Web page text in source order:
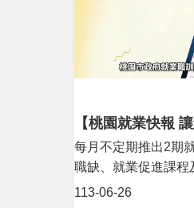
【桃園就業快報
113-06-26
每月不定期推出2期
職缺、就業促進課程
本市各區公所、里辦